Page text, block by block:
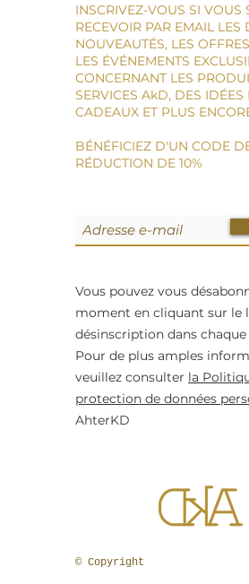
INSCRIVEZ-VOUS SI VOUS
RECEVOIR PAR EMAIL LES
NOUVEAUTÉS, LES
LES ÉVÉNEMENTS
CONCERNANT LES
SERVICES AkD, DES IDÉES
CADEAUX ET PLUS
BÉNÉFICIEZ D'UN CODE
RÉDUCTION DE 10%
Vous pouvez vous
moment en cliquant sur le
désinscription dans
Pour de plus amples
veuillez consulter la
protection de données
AhterKD
© Copyright